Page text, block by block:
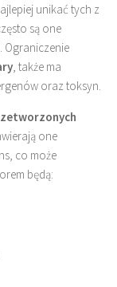
unikać tych z
są one
Ograniczenie
, także ma
oraz toksyn.
one
co może
będą: